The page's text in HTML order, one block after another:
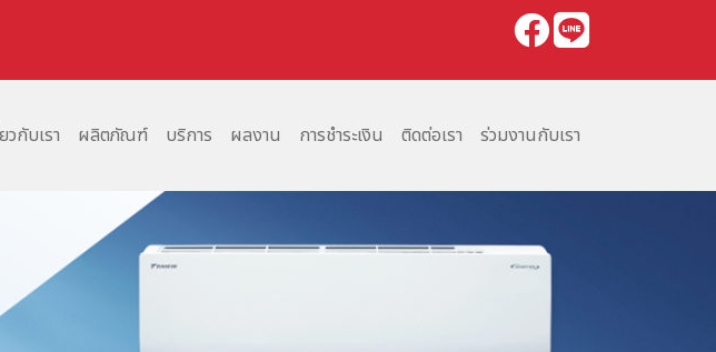
วกับเรา ผลิตภัณฑ์ บริการ ผลงาน การชำระเงิน ติดต่อเรา ร่วมงานกับเรา